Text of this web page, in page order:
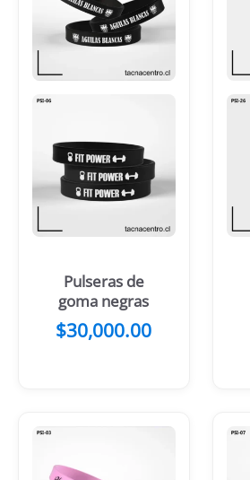
Pulseras de
goma negras
$30,000.00